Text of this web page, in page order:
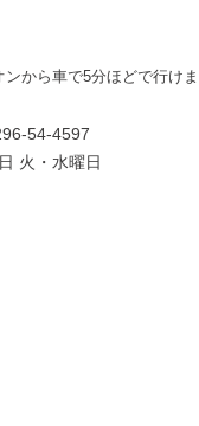
から車で5分ほどで行け
54-4597
火・水曜日